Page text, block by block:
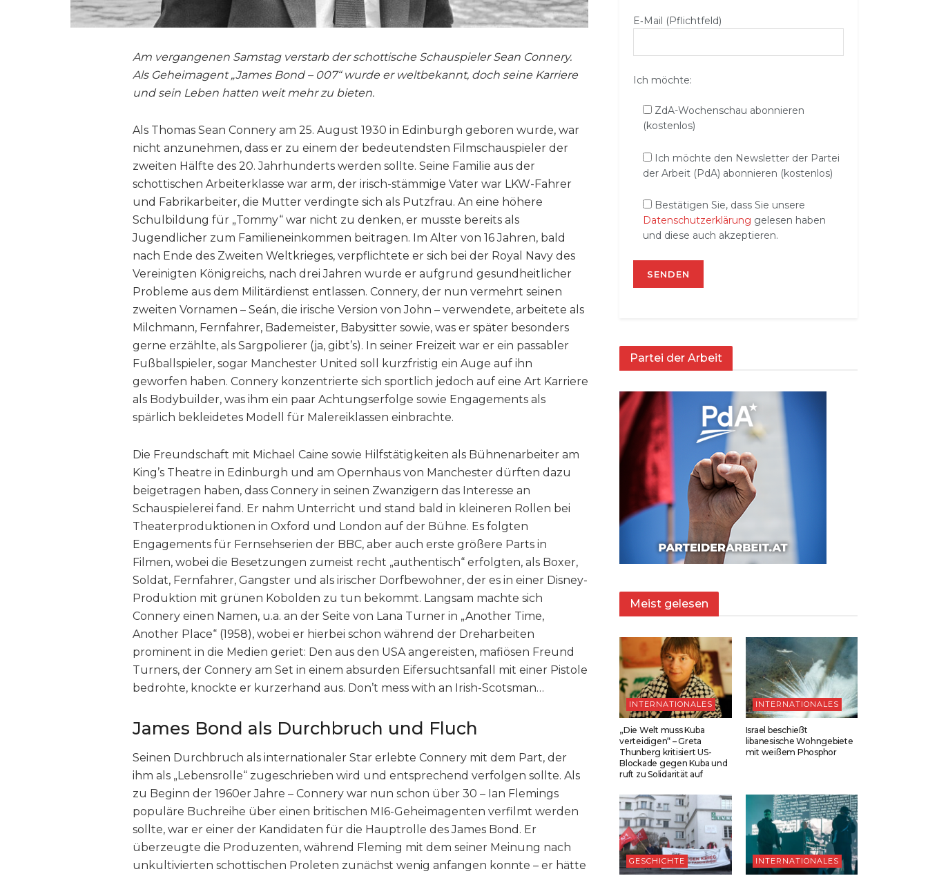
Am vergangenen Samstag verstarb der schottische Schauspieler Sean Connery.
Als Geheimagent „James Bond – 007“ wurde er weltbekannt, doch seine Karriere
und sein Leben hatten weit mehr zu bieten.
Als Thomas Sean Connery am 25. August 1930 in Edinburgh geboren wurde, war
nicht anzunehmen, dass er zu einem der bedeutendsten Filmschauspieler der
zweiten Hälfte des 20. Jahrhunderts werden sollte. Seine Familie aus der
schottischen Arbeiterklasse war arm, der irisch-stämmige Vater war LKW-Fahrer
und Fabrikarbeiter, die Mutter verdingte sich als Putzfrau. An eine höhere
Schulbildung für „Tommy“ war nicht zu denken, er musste bereits als
Jugendlicher zum Familieneinkommen beitragen. Im Alter von 16 Jahren, bald
nach Ende des Zweiten Weltkrieges, verpflichtete er sich bei der Royal Navy des
Vereinigten Königreichs, nach drei Jahren wurde er aufgrund gesundheitlicher
Probleme aus dem Militärdienst entlassen. Connery, der nun vermehrt seinen
zweiten Vornamen – Seán, die irische Version von John – verwendete, arbeitete als
Milchmann, Fernfahrer, Bademeister, Babysitter sowie, was er später besonders
gerne erzählte, als Sargpolierer (ja, gibt’s). In seiner Freizeit war er ein passabler
Fußballspieler, sogar Manchester United soll kurzfristig ein Auge auf ihn
geworfen haben. Connery konzentrierte sich sportlich jedoch auf eine Art Karriere
als Bodybuilder, was ihm ein paar Achtungserfolge sowie Engagements als
spärlich bekleidetes Modell für Malereiklassen einbrachte.
Die Freundschaft mit Michael Caine sowie Hilfstätigkeiten als Bühnenarbeiter am
King’s Theatre in Edinburgh und am Opernhaus von Manchester dürften dazu
beigetragen haben, dass Connery in seinen Zwanzigern das Interesse an
Schauspielerei fand. Er nahm Unterricht und stand bald in kleineren Rollen bei
Theaterproduktionen in Oxford und London auf der Bühne. Es folgten
Engagements für Fernsehserien der BBC, aber auch erste größere Parts in
Filmen, wobei die Besetzungen zumeist recht „authentisch“ erfolgten, als Boxer,
Soldat, Fernfahrer, Gangster und als irischer Dorfbewohner, der es in einer Disney-
Produktion mit grünen Kobolden zu tun bekommt. Langsam machte sich
Connery einen Namen, u.a. an der Seite von Lana Turner in „Another Time,
Another Place“ (1958), wobei er hierbei schon während der Dreharbeiten
prominent in die Medien geriet: Den aus den USA angereisten, mafiösen Freund
Turners, der Connery am Set in einem absurden Eifersuchtsanfall mit einer Pistole
bedrohte, knockte er kurzerhand aus. Don’t mess with an Irish-Scotsman…
James Bond als Durchbruch und Fluch
Seinen Durchbruch als internationaler Star erlebte Connery mit dem Part, der
ihm als „Lebensrolle“ zugeschrieben wird und entsprechend verfolgen sollte. Als
zu Beginn der 1960er Jahre – Connery war nun schon über 30 – Ian Flemings
populäre Buchreihe über einen britischen MI6-Geheimagenten verfilmt werden
sollte, war er einer der Kandidaten für die Hauptrolle des James Bond. Er
überzeugte die Produzenten, während Fleming mit dem seiner Meinung nach
unkultivierten schottischen Proleten zunächst wenig anfangen konnte – er hätte
E‑Mail (Pflichtfeld)
Ich möchte:
ZdA-Wochenschau abonnieren
(kostenlos)
Ich möchte den Newsletter der Partei
der Arbeit (PdA) abonnieren (kostenlos)
Bestätigen Sie, dass Sie unsere
Datenschutzerklärung gelesen haben
und diese auch akzeptieren.
Partei der Arbeit
Meist gelesen
INTERNATIONALES
„Die Welt muss Kuba
verteidigen“ – Greta
Thunberg kritisiert US-
Blockade gegen Kuba und
ruft zu Solidarität auf
INTERNATIONALES
Israel beschießt
libanesische Wohngebiete
mit weißem Phosphor
GESCHICHTE INTERNATIONALES